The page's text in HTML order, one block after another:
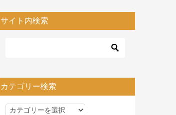
サイト内検索
カテゴリー検索
カ